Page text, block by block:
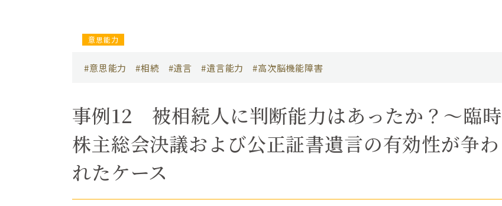
意思能力
#意思能力 #相続 #遺言 #遺言能力 #高次脳機能障害
事例12 被相続人に判断能力はあったか？〜臨時
株主総会決議および公正証書遺言の有効性が争わ
れたケース